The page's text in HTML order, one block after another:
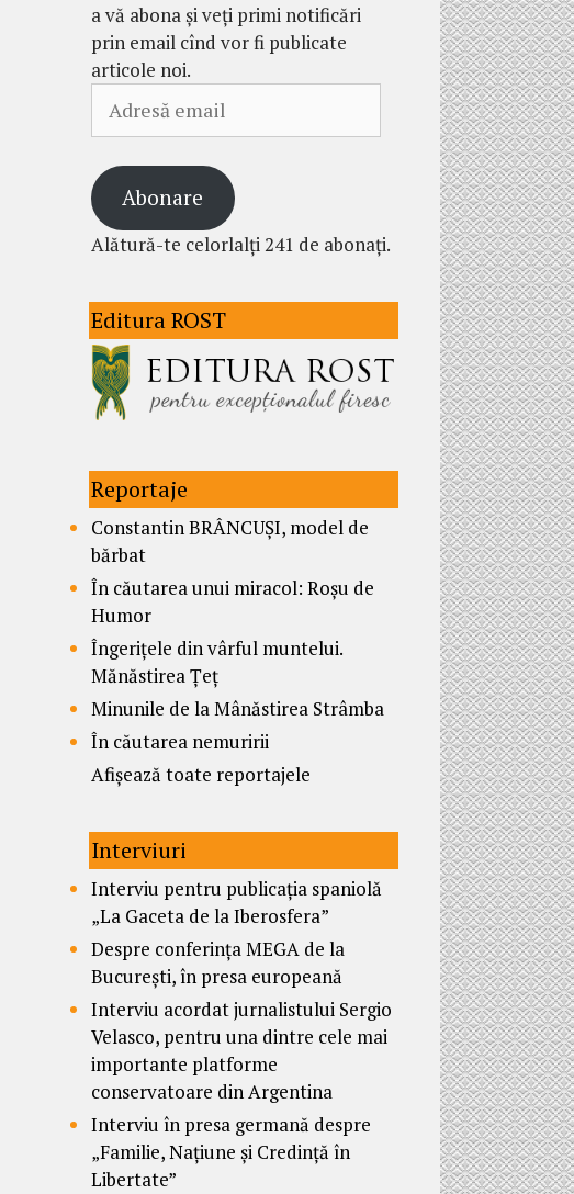
a vă abona și veți primi notificări
prin email cînd vor fi publicate
articole noi.
email
Abonare
Alătură-te celorlalți 241 de abonați.
Editura ROST
Reportaje
Constantin BRÂNCUȘI, model de
bărbat
În căutarea unui miracol: Roșu de
Humor
Îngerițele din vârful muntelui.
Mănăstirea Țeț
Minunile de la Mânăstirea Strâmba
În căutarea nemuririi
Afișează toate reportajele
Interviuri
Interviu pentru publicația spaniolă
„La Gaceta de la Iberosfera”
Despre conferința MEGA de la
București, în presa europeană
Interviu acordat jurnalistului Sergio
Velasco, pentru una dintre cele mai
importante platforme
conservatoare din Argentina
Interviu în presa germană despre
„Familie, Națiune și Credință în
Libertate”